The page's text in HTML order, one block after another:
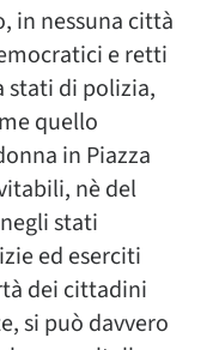
in nessuna città
e retti
stati di polizia,
quello
in Piazza
nè del
stati
ed eserciti
dei cittadini
si può davvero